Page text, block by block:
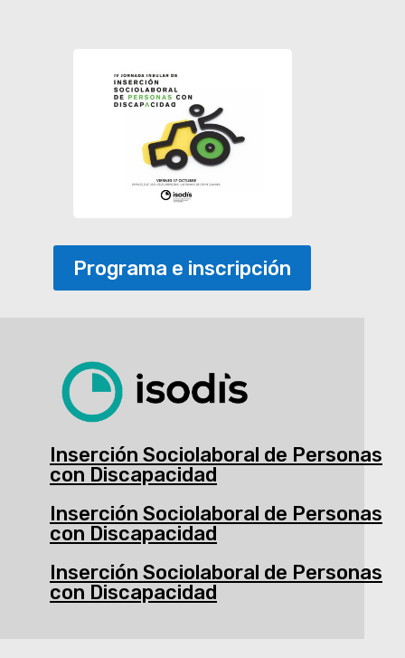
Programa e inscripción
Inserción Sociolaboral de Personas
con Discapacidad
Inserción Sociolaboral de Personas
con Discapacidad
Inserción Sociolaboral de Personas
con Discapacidad